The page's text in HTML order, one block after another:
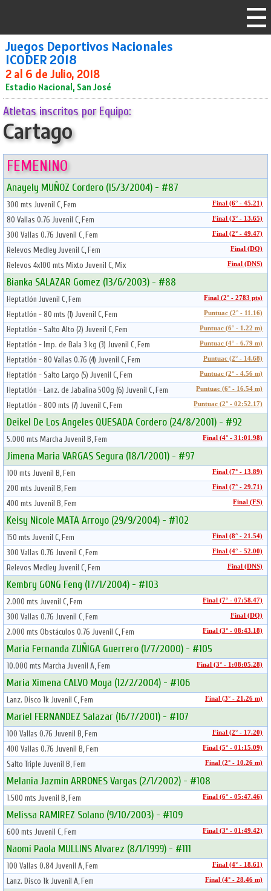
Juegos Deportivos Nacionales
ICODER 2018
2 al 6 de Julio, 2018
Estadio Nacional, San José
Atletas inscritos por Equipo:
Cartago
FEMENINO
Anayely MUÑOZ Cordero (15/3/2004) - #87
300 mts Juvenil C, Fem Final (6° - 45.21)
80 Vallas 0.76 Juvenil C, Fem Final (3° - 13.65)
300 Vallas 0.76 Juvenil C, Fem Final (2° - 49.47)
Relevos Medley Juvenil C, Fem Final (DQ)
Relevos 4x100 mts Mixto Juvenil C, Mix Final (DNS)
Bianka SALAZAR Gomez (13/6/2003) - #88
Heptatlón Juvenil C, Fem Final (2° - 2783 pts)
Heptatlón - 80 mts (1) Juvenil C, Fem Puntuac (2° - 11.16)
Heptatlón - Salto Alto (2) Juvenil C, Fem Puntuac (6° - 1.22 m)
Heptatlón - Imp. de Bala 3 kg (3) Juvenil C, Fem Puntuac (4° - 6.79 m)
Heptatlón - 80 Vallas 0.76 (4) Juvenil C, Fem Puntuac (2° - 14.68)
Heptatlón - Salto Largo (5) Juvenil C, Fem Puntuac (2° - 4.56 m)
Heptatlón - Lanz. de Jabalina 500g (6) Juvenil C, Fem Puntuac (6° - 16.54 m)
Heptatlón - 800 mts (7) Juvenil C, Fem Puntuac (2° - 02:52.17)
Deikel De Los Angeles QUESADA Cordero (24/8/2001) - #92
5.000 mts Marcha Juvenil B, Fem Final (4° - 31:01.98)
Jimena Maria VARGAS Segura (18/1/2001) - #97
100 mts Juvenil B, Fem Final (7° - 13.89)
200 mts Juvenil B, Fem Final (7° - 29.71)
400 mts Juvenil B, Fem Final (FS)
Keisy Nicole MATA Arroyo (29/9/2004) - #102
150 mts Juvenil C, Fem Final (8° - 21.54)
300 Vallas 0.76 Juvenil C, Fem Final (4° - 52.00)
Relevos Medley Juvenil C, Fem Final (DNS)
Kembry GONG Feng (17/1/2004) - #103
2.000 mts Juvenil C, Fem Final (7° - 07:58.47)
300 Vallas 0.76 Juvenil C, Fem Final (DQ)
2.000 mts Obstáculos 0.76 Juvenil C, Fem Final (3° - 08:43.18)
Maria Fernanda ZUÑIGA Guerrero (1/7/2000) - #105
10.000 mts Marcha Juvenil A, Fem Final (3° - 1:08:05.28)
Maria Ximena CALVO Moya (12/2/2004) - #106
Lanz. Disco 1k Juvenil C, Fem Final (3° - 21.26 m)
Mariel FERNANDEZ Salazar (16/7/2001) - #107
100 Vallas 0.76 Juvenil B, Fem Final (2° - 17.20)
400 Vallas 0.76 Juvenil B, Fem Final (5° - 01:15.09)
Salto Triple Juvenil B, Fem Final (2° - 10.26 m)
Melania Jazmin ARRONES Vargas (2/1/2002) - #108
1.500 mts Juvenil B, Fem Final (6° - 05:47.46)
Melissa RAMIREZ Solano (9/10/2003) - #109
600 mts Juvenil C, Fem Final (3° - 01:49.42)
Naomi Paola MULLINS Alvarez (8/1/1999) - #111
100 Vallas 0.84 Juvenil A, Fem Final (4° - 18.61)
Lanz. Disco 1k Juvenil A, Fem Final (4° - 28.46 m)